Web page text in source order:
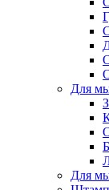
Для
Для